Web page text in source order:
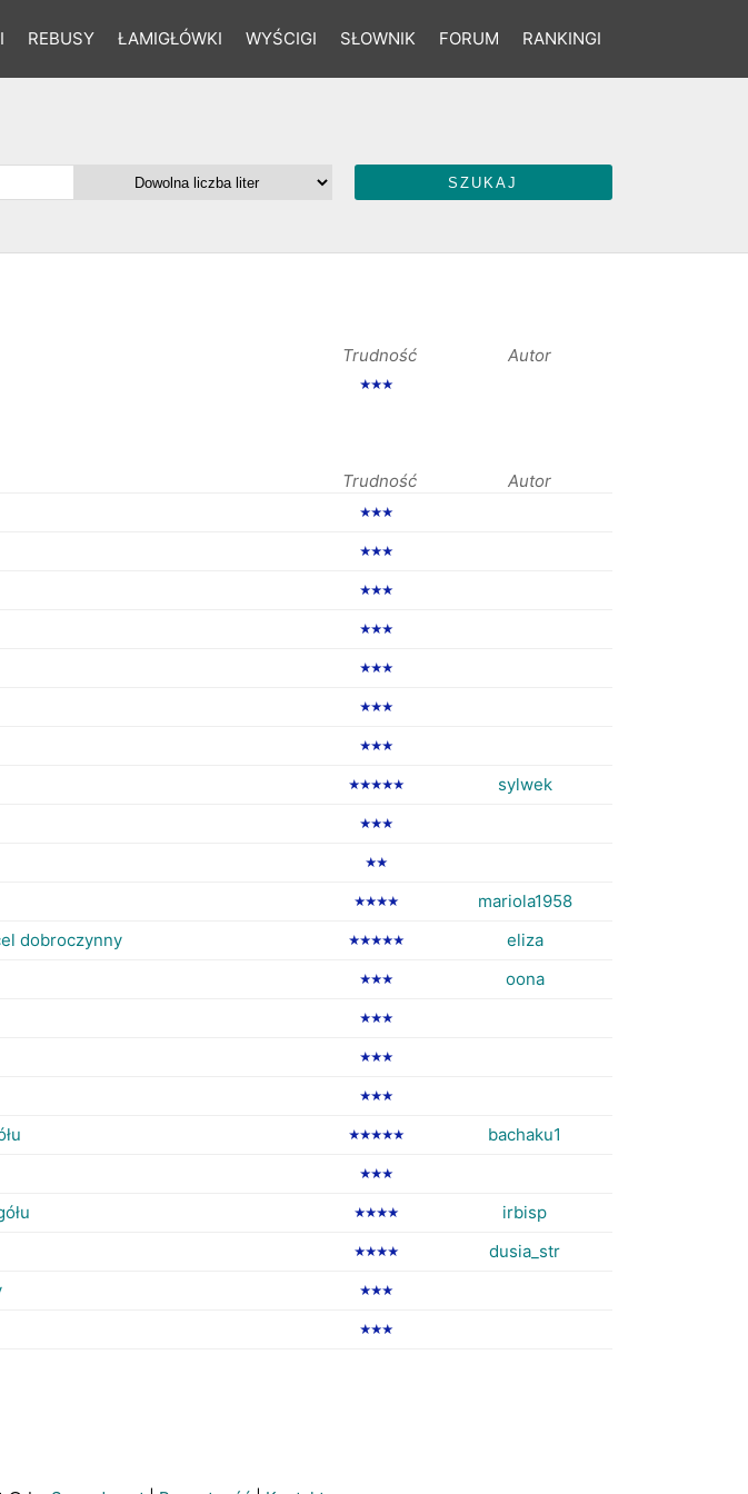
REBUSY ŁAMIGŁÓWKI WYŚCIGI SŁOWNIK FORUM RANKINGI
Trudność Autor
★★★
Trudność Autor
★★★
★★★
★★★
★★★
★★★
★★★
★★★
★★★★★ sylwek
★★★
★★
★★★★ mariola1958
dobroczynny ★★★★★ eliza
★★★ oona
★★★
★★★
★★★
★★★★★ bachaku1
★★★
★★★★ irbisp
★★★★ dusia_str
★★★
★★★